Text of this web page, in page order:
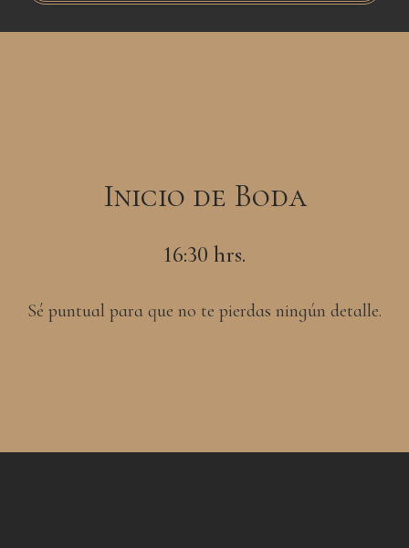
Inicio de Boda
16:30 hrs.
Sé puntual para que no te pierdas ningún detalle.